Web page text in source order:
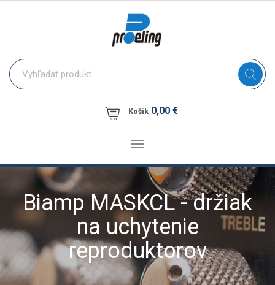
Košík 0,00 €
Toggle
Biamp MASKCL - držiak
na uchytenie
reproduktorov